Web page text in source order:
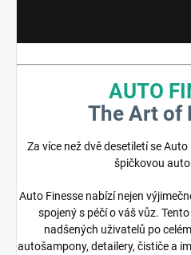
AUTO
The Art of
Za více než dvě desetiletí se
špičkovou
Auto Finesse nabízí nejen
spojený s péčí o váš vůz.
nadšených uživatelů po
autošampony, detailery, čističe a